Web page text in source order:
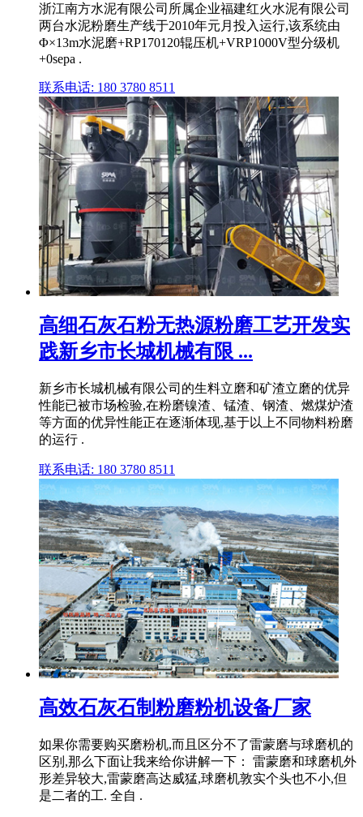
浙江南方水泥有限公司所属企业福建红火水泥有限公司
两台水泥粉磨生产线于2010年元月投入运行,该系统由
Φ×13m水泥磨+RP170120辊压机+VRP1000V型分级机
+0sepa .
联系电话: 180 3780 8511
高细石灰石粉无热源粉磨工艺开发实
践新乡市长城机械有限 ...
新乡市长城机械有限公司的生料立磨和矿渣立磨的优异
性能已被市场检验,在粉磨镍渣、锰渣、钢渣、燃煤炉渣
等方面的优异性能正在逐渐体现,基于以上不同物料粉磨
的运行 .
联系电话: 180 3780 8511
高效石灰石制粉磨粉机设备厂家
如果你需要购买磨粉机,而且区分不了雷蒙磨与球磨机的
区别,那么下面让我来给你讲解一下： 雷蒙磨和球磨机外
形差异较大,雷蒙磨高达威猛,球磨机敦实个头也不小,但
是二者的工. 全自 .